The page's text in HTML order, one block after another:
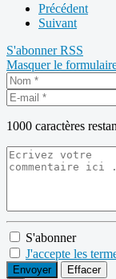
Précédent
Suivant
S'abonnerRSS
Masquer le
1000 caractères
S'abonner
J'accepte les
Envoyer
Effacer